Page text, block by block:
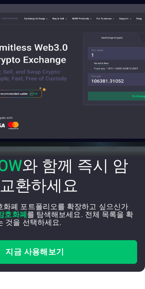
와 함께 즉시 암
환하세요
화폐 포트폴리오를 확장하고 싶으신가
호화폐 를 탐색해보세요. 전체 목록을 확
것을 선택하세요.
지금 사용해보기